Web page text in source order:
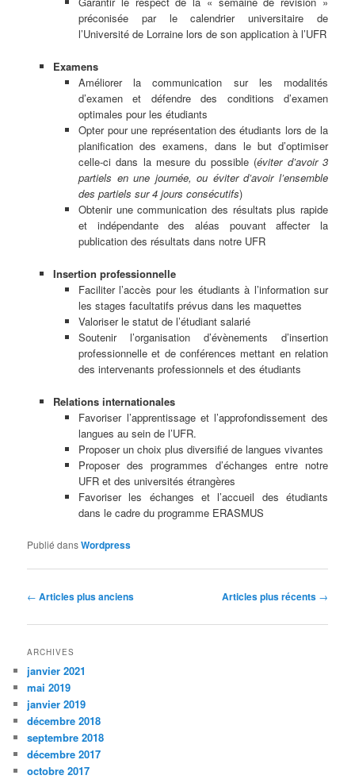
préconisée par le calendrier universitaire de
l’Université de Lorraine lors de son application à l’UFR
Examens
Améliorer la communication sur les modalités
d’examen et défendre des conditions d’examen
optimales pour les étudiants
Opter pour une représentation des étudiants lors de la
planification des examens, dans le but d’optimiser
celle-ci dans la mesure du possible (éviter d’avoir 3
partiels en une journée, ou éviter d’avoir l’ensemble
des partiels sur 4 jours consécutifs)
Obtenir une communication des résultats plus rapide
et indépendante des aléas pouvant affecter la
publication des résultats dans notre UFR
Insertion professionnelle
Faciliter l’accès pour les étudiants à l’information sur
les stages facultatifs prévus dans les maquettes
Valoriser le statut de l’étudiant salarié
Soutenir l’organisation d’évènements d’insertion
professionnelle et de conférences mettant en relation
des intervenants professionnels et des étudiants
Relations internationales
Favoriser l’apprentissage et l’approfondissement des
langues au sein de l’UFR.
Proposer un choix plus diversifié de langues vivantes
Proposer des programmes d’échanges entre notre
UFR et des universités étrangères
Favoriser les échanges et l’accueil des étudiants
dans le cadre du programme ERASMUS
Publié dansWordpress
Navigation
articles
← Articles plus anciens Articles plus récents →
ARCHIVES
janvier 2021
mai 2019
janvier 2019
décembre 2018
septembre 2018
décembre 2017
octobre 2017